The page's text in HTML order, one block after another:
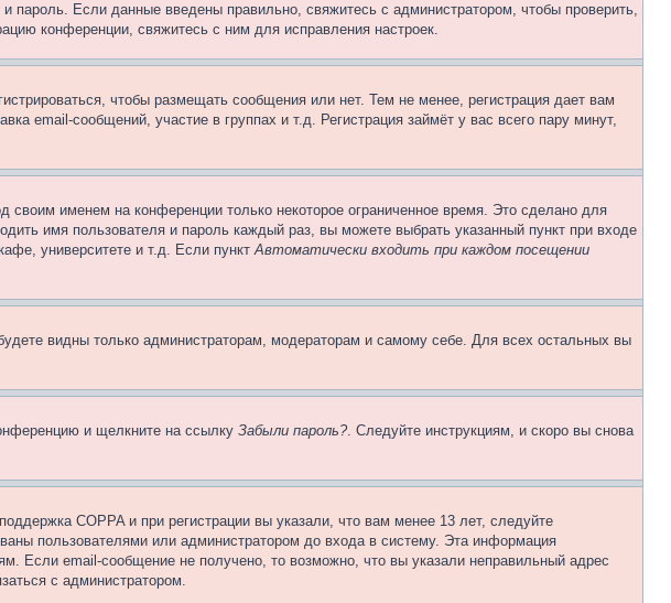
пароль. Если данные введены правильно, свяжитесь с администратором, чтобы проверить,
конференции, свяжитесь с ним для исправления настроек.
чтобы размещать сообщения или нет. Тем не менее, регистрация дает вам
email-сообщений, участие в группах и т.д. Регистрация займёт у вас всего пару минут,
своим именем на конференции только некоторое ограниченное время. Это сделано для
имя пользователя и пароль каждый раз, вы можете выбрать указанный пункт при входе
университете и т.д. Если пунктАвтоматически входить при каждом посещении
видны только администраторам, модераторам и самому себе. Для всех остальных вы
и щелкните на ссылку Забыли пароль?. Следуйте инструкциям, и скоро вы снова
COPPA и при регистрации вы указали, что вам менее 13 лет, следуйте
пользователями или администратором до входа в систему. Эта информация
Если email-сообщение не получено, то возможно, что вы указали неправильный адрес
с администратором.